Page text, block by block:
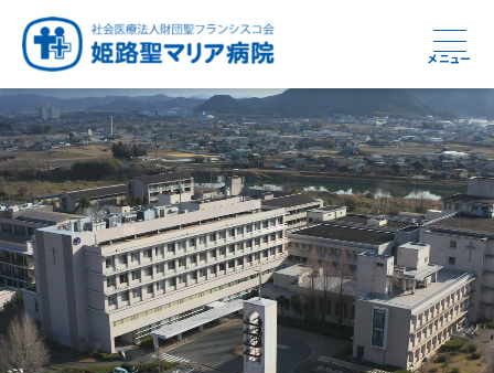
メニュー
健康と安心をあなたに
つなぎ続ける地域医療
周産期から終末期まで
地域を支える医療
急性期から回復期へと
つなぐ医療
学び・育てる医療